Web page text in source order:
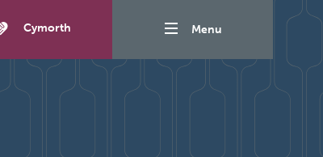
Cymorth Menu